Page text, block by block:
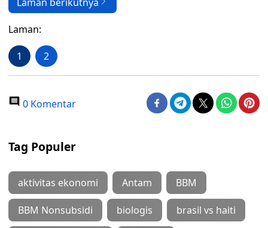
Laman:
1 2
0 Komentar
Tag Populer
aktivitas ekonomi Antam BBM
BBM Nonsubsidi biologis brasil vs haiti